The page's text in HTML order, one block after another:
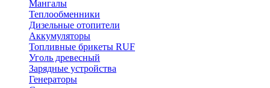
Мангалы
Теплообменники
Дизельные отопители
Аккумуляторы
Топливные брикеты RUF
Уголь древесный
Зарядные устройства
Генераторы